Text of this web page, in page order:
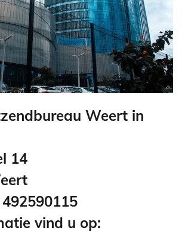
Weert in
14
vind u op: